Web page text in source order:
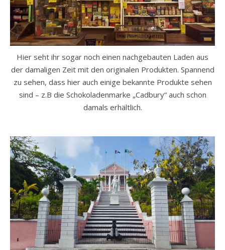
Hier seht ihr sogar noch einen nachgebauten Laden aus
der damaligen Zeit mit den originalen Produkten. Spannend
zu sehen, dass hier auch einige bekannte Produkte sehen
sind – z.B die Schokoladenmarke „Cadbury“ auch schon
damals erhältlich.